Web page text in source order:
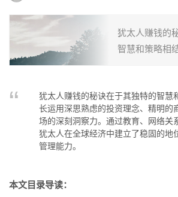
犹太人赚钱的
智慧和策略相
洞察力。通过
灵活的金融工
球...
犹太人赚钱的秘诀在于其独特的智慧
长运用深思熟虑的投资理念、精明的
场的深刻洞察力。通过教育、网络关
犹太人在全球经济中建立了稳固的地
管理能力。
本文目录导读：